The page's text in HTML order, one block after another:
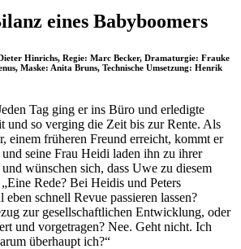
eines Babyboomers
Hinrichs, Regie: Marc Becker, Dramaturgie: Frauke
Maske: Anita Bruns, Technische Umsetzung: Henrik
Tag ging er ins Büro und erledigte
und so verging die Zeit bis zur Rente. Als
einem früheren Freund erreicht, kommt er
seine Frau Heidi laden ihn zu ihrer
wünschen sich, dass Uwe zu diesem
Rede? Bei Heidis und Peters
eben schnell Revue passieren lassen?
zur gesellschaftlichen Entwicklung, oder
und vorgetragen? Nee. Geht nicht. Ich
überhaupt ich?“